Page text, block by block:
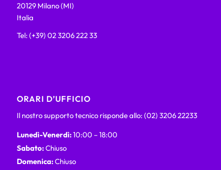
20129 Milano (MI)
Italia
Tel: (+39) 02 3206 222 33
ORARI D’UFFICIO
Il nostro supporto tecnico risponde allo: (02) 3206 22233
Lunedì-Venerdì:10:00 – 18:00
Sabato:Chiuso
Domenica:Chiuso